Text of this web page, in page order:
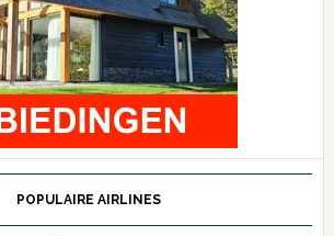
POPULAIRE AIRLINES